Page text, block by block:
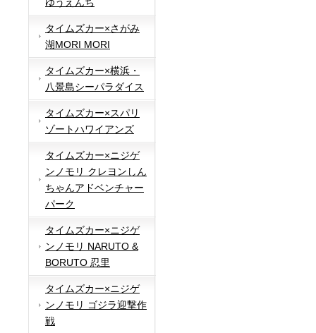
ゆうえんち
タイムズカー×さがみ
湖MORI MORI
タイムズカー×横浜・
八景島シーパラダイス
タイムズカー×スパリ
ゾートハワイアンズ
タイムズカー×ニジゲ
ンノモリ クレヨンしん
ちゃんアドベンチャー
パーク
タイムズカー×ニジゲ
ンノモリ NARUTO &
BORUTO 忍里
タイムズカー×ニジゲ
ンノモリ ゴジラ迎撃作
戦